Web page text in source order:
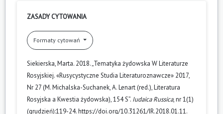
ZASADY CYTOWANIA
Formaty cytowań
Siekierska, Marta. 2018. „Tematyka żydowska W Literaturze
Rosyjskiej. «Rusycystyczne Studia Literaturoznawcze» 2017,
Nr 27 (M. Michalska-Suchanek, A. Lenart (red.), Literatura
Rosyjska a Kwestia żydowska), 154 S”. Iudaica Russica, nr 1(1)
(grudzień):119-24. https://doi.org/10.31261/IR.2018.01.11.